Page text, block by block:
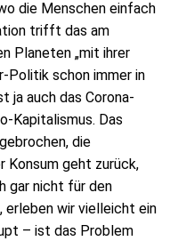
die Menschen einfach
trifft das am
Planeten „mit ihrer
Politik schon immer in
ja auch das Corona-
Kapitalismus. Das
die
Konsum geht zurück,
gar nicht für den
wir vielleicht ein
– ist das Problem